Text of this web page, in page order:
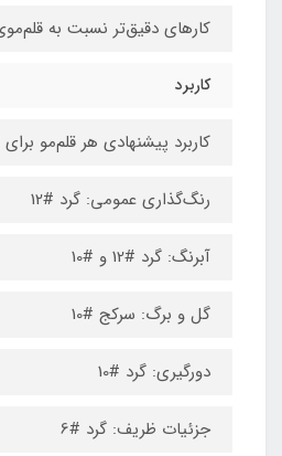
کارهای دقیق‌تر نسبت به قلم‌موی
کاربرد
کاربرد پیشنهادی هر قلم‌مو برای
رنگ‌گذاری عمومی: گرد #12
آبرنگ: گرد #12 و #10
گل و برگ: سرکج #10
دورگیری: گرد #10
جزئیات ظریف: گرد #6